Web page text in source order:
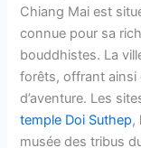
Chiang Mai est
connue pour sa
bouddhistes. La
forêts, offrant ainsi
d’aventure. Les
temple Doi Suthep,
musée des tribus